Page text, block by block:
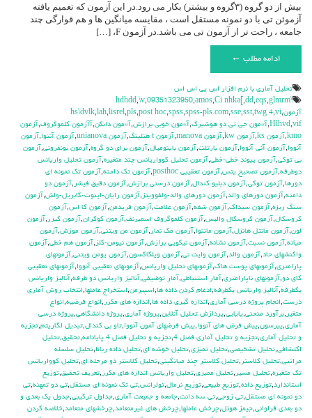
بیش از دو گروه (۳گروه و بیشتر) بکار می رود.در این آزمون که تعمیم یافته
آزموئن تی با دو نمونه مستقل است ، مقایسه میانگین ها و هم قوارگی چند
جامعه ، راحت تر از آزمون تی می باشد.در آزمون F، […]
ادامه مطلب ←
تحليل آماري با نرم افزار اس پي اس اس
\hdhdd
,\v,09351323950,amos,Ci nhka[ ,dd,eqs,glmrm
آزمون,
hs\dvlk,lah,lisrel,pls,post hoc,spss,spss-pls.com,sse,sst,twg 4,vi
Hlhvd,vif
,آ»مون جي تي دو هوشبرگ,آ»مون خوبي برازش,آ»مون دانكن,آآزمون كلموگروف,آزمون
kmo
,آزمون ks ,آزمون kw ,آزمون manova ,آزمون t هتلينگ ,آزمون unianova ,آزمون آننوا,آزمون
آنووا,آزمون آني آنووا,آزمون بارتلت,آزمون باينوميال,آزمون براي دو گروه,آزمون بونفروني,آزمون
بي توكي,آزمون پيوند خطي-خطي,آزمون تحليل كوواريانس چند متغيره,آزمون تحليل واريانس
دوطرفه,آزمون تصحيح يتس,آزمون تعقيبي posthoc ,آزمون تك دامنه,آزمون تك نمونه اي
دورها,آزمون توكي,آزمون دبليو كندال,آزمون درستي برازش,آزمون دقيق فيشر ,آزمون دو
دامنه,آزمون دورهاي والد,آزمون دورهاي والد-ولفوويتز ,آزمون رايان-اينوت-گابريل-ولش,آزمون
سنگ ريزه,آزمون سيداك,آزمون شفه,آزمون علامت,آزمون فريدمن,آزمون كا اس,آزمون
كروسكال,آزمون كروسكال واليس,آزمون كلموگروف اسميرنف,آزمون كوكران,آزمون كيزر ,آزمون
لون,آزمون مانتل هانزل,آزمون ماننوا,آزمون مك نمار ,آزمون من ويتني,آزمون موزش,آزمون
ميانه,آزمون نسبت,آزمون نشانه,آزمون نيكويي برازش,آزمون نيومن-كلز ,آزمون هم خطي,آزمون
واكنشهاي حاد,آزمون والد,آزمون وايت ني,آزمون ويلكاكسون,آزمون يومن ويتني,آزمونهاي
پارامتري,آزمونهاي پوست هاك,آزمونهاي تحليل واريانس,آزمونهاي تعقيبي آنووا,آزمونهاي تعقيبي
كاي دو,آزمونهاي ناپارامتري,آمار استنباطي,آمار توضيفي,آناليز واريانس دو طرفه,آناليز واريانس
يكطرفه,آناليز واريانس يکطرفه,ادغام كردن داده ها,اسپيرمن,استخراج عاملها,انتخاب روش آماري
درست,انجام پروژه درسي آماري,اندازه گيري داده ها,اندازه هاي مكرر ,انواع فرضيه,انواع
متغير ,برآورد منحني,پايايي,پردازش تحليل آنلاين,پروژه آماري,پروژه دانشگاهي,پروژه درسي
آماري,پيرسون,پيش فرض هاي آنووا,پيش فرضهاي آ‍مون آنووا,تاو بي کندال,تبديل لگاريتم,تجزيه
و تحليل آماري,تجزيه و تحليل آماري فصل 4 ,تجزيه و تحليل فصل 4 پايانامه ,تحقيق,تحليل
اكتشافي,تحليل تشخيصي,تحليل تميزي,تحليل خوشه اي,تحليل داده رباط,تحليل سلسله
مراتبي,تحليل كلاستر ,تحليل كلاستر چند ميانگيني,تحليل كلاستر دو مرحله اي,تحليل كوواريانس
تك متغيره,تحليل مسير ,تحليل مميزي,تحليل واريانس اندازه هاي مكرر ,تعريف تحقيق,توزيع
استاندارد,توزيع داده,توزيع طبيعي,توزيع نرمال,تولرانس,تي تک نمونه اي مستقل,تي دو تمهنه,تي
دو نمونه اي مستقل,تي زوجي,تي سه دانت,جامعه و جميعت آماري,جداول تركيبي,جدول يك بعدي و
دو بعدي فراواني,جيمز هوئل,چرخش عاملها,چرخش هاي غيرمتعامد,چرخشهاي متعامد,خلاصه كردن